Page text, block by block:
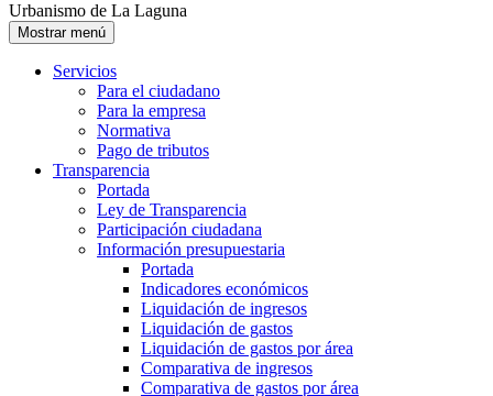
Urbanismo de La Laguna
Mostrar menú
Servicios
Para el ciudadano
Para la empresa
Normativa
Pago de tributos
Transparencia
Portada
Ley de Transparencia
Participación ciudadana
Información presupuestaria
Portada
Indicadores económicos
Liquidación de ingresos
Liquidación de gastos
Liquidación de gastos por área
Comparativa de ingresos
Comparativa de gastos por área